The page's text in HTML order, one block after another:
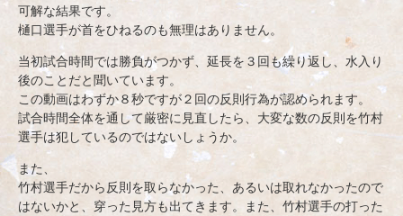
可解な結果です。
樋口選手が首をひねるのも無理はありません。
当初試合時間では勝負がつかず、延長を３回も繰り返し、水入り
後のことだと聞いています。
この動画はわずか８秒ですが２回の反則行為が認められます。
試合時間全体を通して厳密に見直したら、大変な数の反則を竹村
選手は犯しているのではないしょうか。
また、
竹村選手だから反則を取らなかった、あるいは取れなかったので
はないかと、穿った見方も出てきます。また、竹村選手の打った